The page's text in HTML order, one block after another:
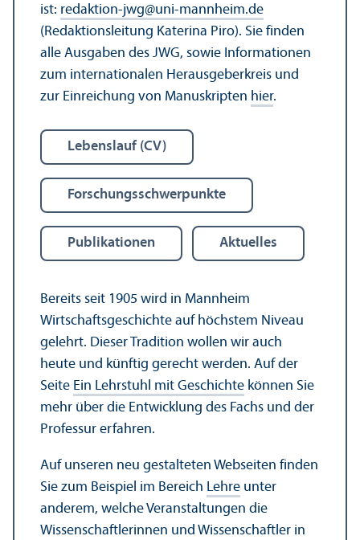
ist: redaktion-jwg@uni-mannheim.de
(Redaktions­leitung Katerina Piro). Sie finden
alle Ausgaben des JWG, sowie Informationen
zum internationalen Herausgeberkreis und
zur Einreichung von Manuskripten hier.
Lebens­lauf (CV)
Forschungs­schwerpunkte
Publikationen Aktuelles
Bereits seit 1905 wird in Mannheim
Wirtschafts­geschichte auf höchstem Niveau
gelehrt. Dieser Tradition wollen wir auch
heute und künftig gerecht werden. Auf der
Seite Ein Lehr­stuhl mit Geschichte können Sie
mehr über die Entwicklung des Fachs und der
Professur erfahren.
Auf unseren neu gestalteten Webseiten finden
Sie zum Beispiel im Bereich Lehre unter
anderem, welche Veranstaltungen die
Wissenschaft­lerinnen und Wissenschaft­ler in